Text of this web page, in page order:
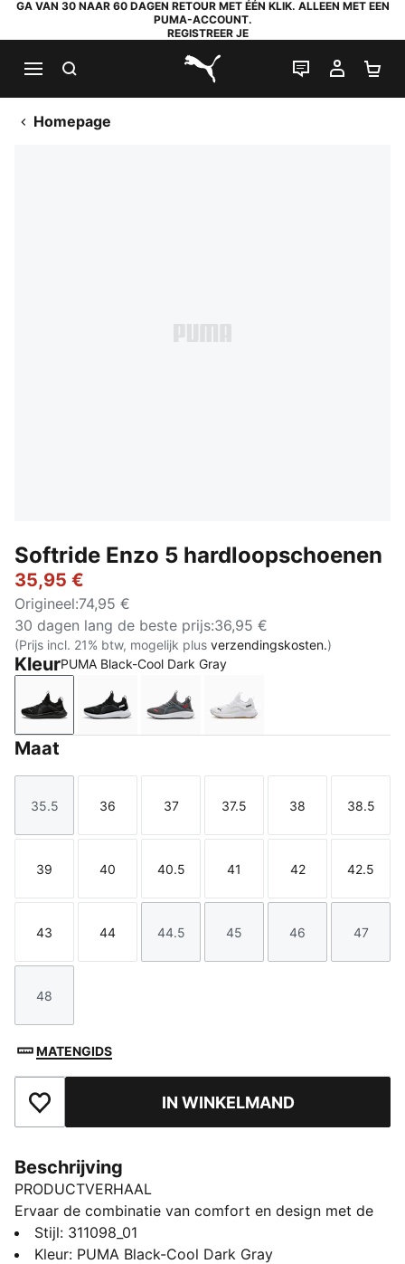
GA VAN 30 NAAR 60 DAGEN RETOUR MET ÉÉN KLIK. ALLEEN MET EEN
PUMA-ACCOUNT.
REGISTREER JE
PUMA.com
LIVE CHAT
MIJN
Homepage
Softride Enzo 5 hardloopschoenen
35,95 €
Origineel:74,95 €
30 dagen lang de beste prijs:36,95 €
(Prijs incl. 21% btw, mogelijk plus verzendingskosten.)
KleurPUMA Black-Cool Dark Gray
PUMA Black-Cool Dark Gray
PUMA Black-PUMA White
Cool Dark Gray-For All Time Red-
PUMA White-PUMA
Maat
Maat
35.5
Maat
36
Maat
37
Maat
37.5
Maat
38
Maat
38.5
Maat
39
Maat
40
Maat
40.5
Maat
41
Maat
42
Maat
42.5
Maat
43
Maat
44
Maat
44.5
Maat
45
Maat
46
Maat
47
Maat
48
MATENGIDS
Toegevoegd aan favorietenIN WINKELMAND
Beschrijving
PRODUCTVERHAAL
Ervaar de combinatie van comfort en design met de
nieuwe editie van de Softride Enzo-hardloopschoenen.
Dankzij een Softride EVA voor comfort de hele dag
Stijl: 311098_01
Kleur: PUMA Black-Cool Dark Gray